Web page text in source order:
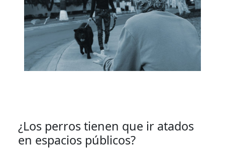
¿Los perros tienen que ir atados
en espacios públicos?